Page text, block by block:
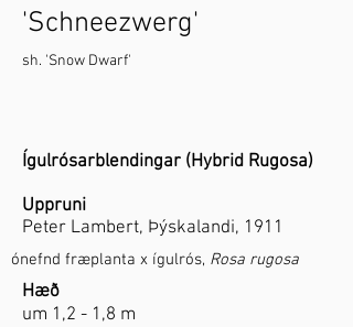
'Schneezwerg'
sh. 'Snow Dwarf'
Ígulrósarblendingar (Hybrid Rugosa)
Uppruni
Peter Lambert, Þýskalandi, 1911
ónefnd fræplanta x ígulrós, Rosa rugosa
Hæð
um 1,2 - 1,8 m